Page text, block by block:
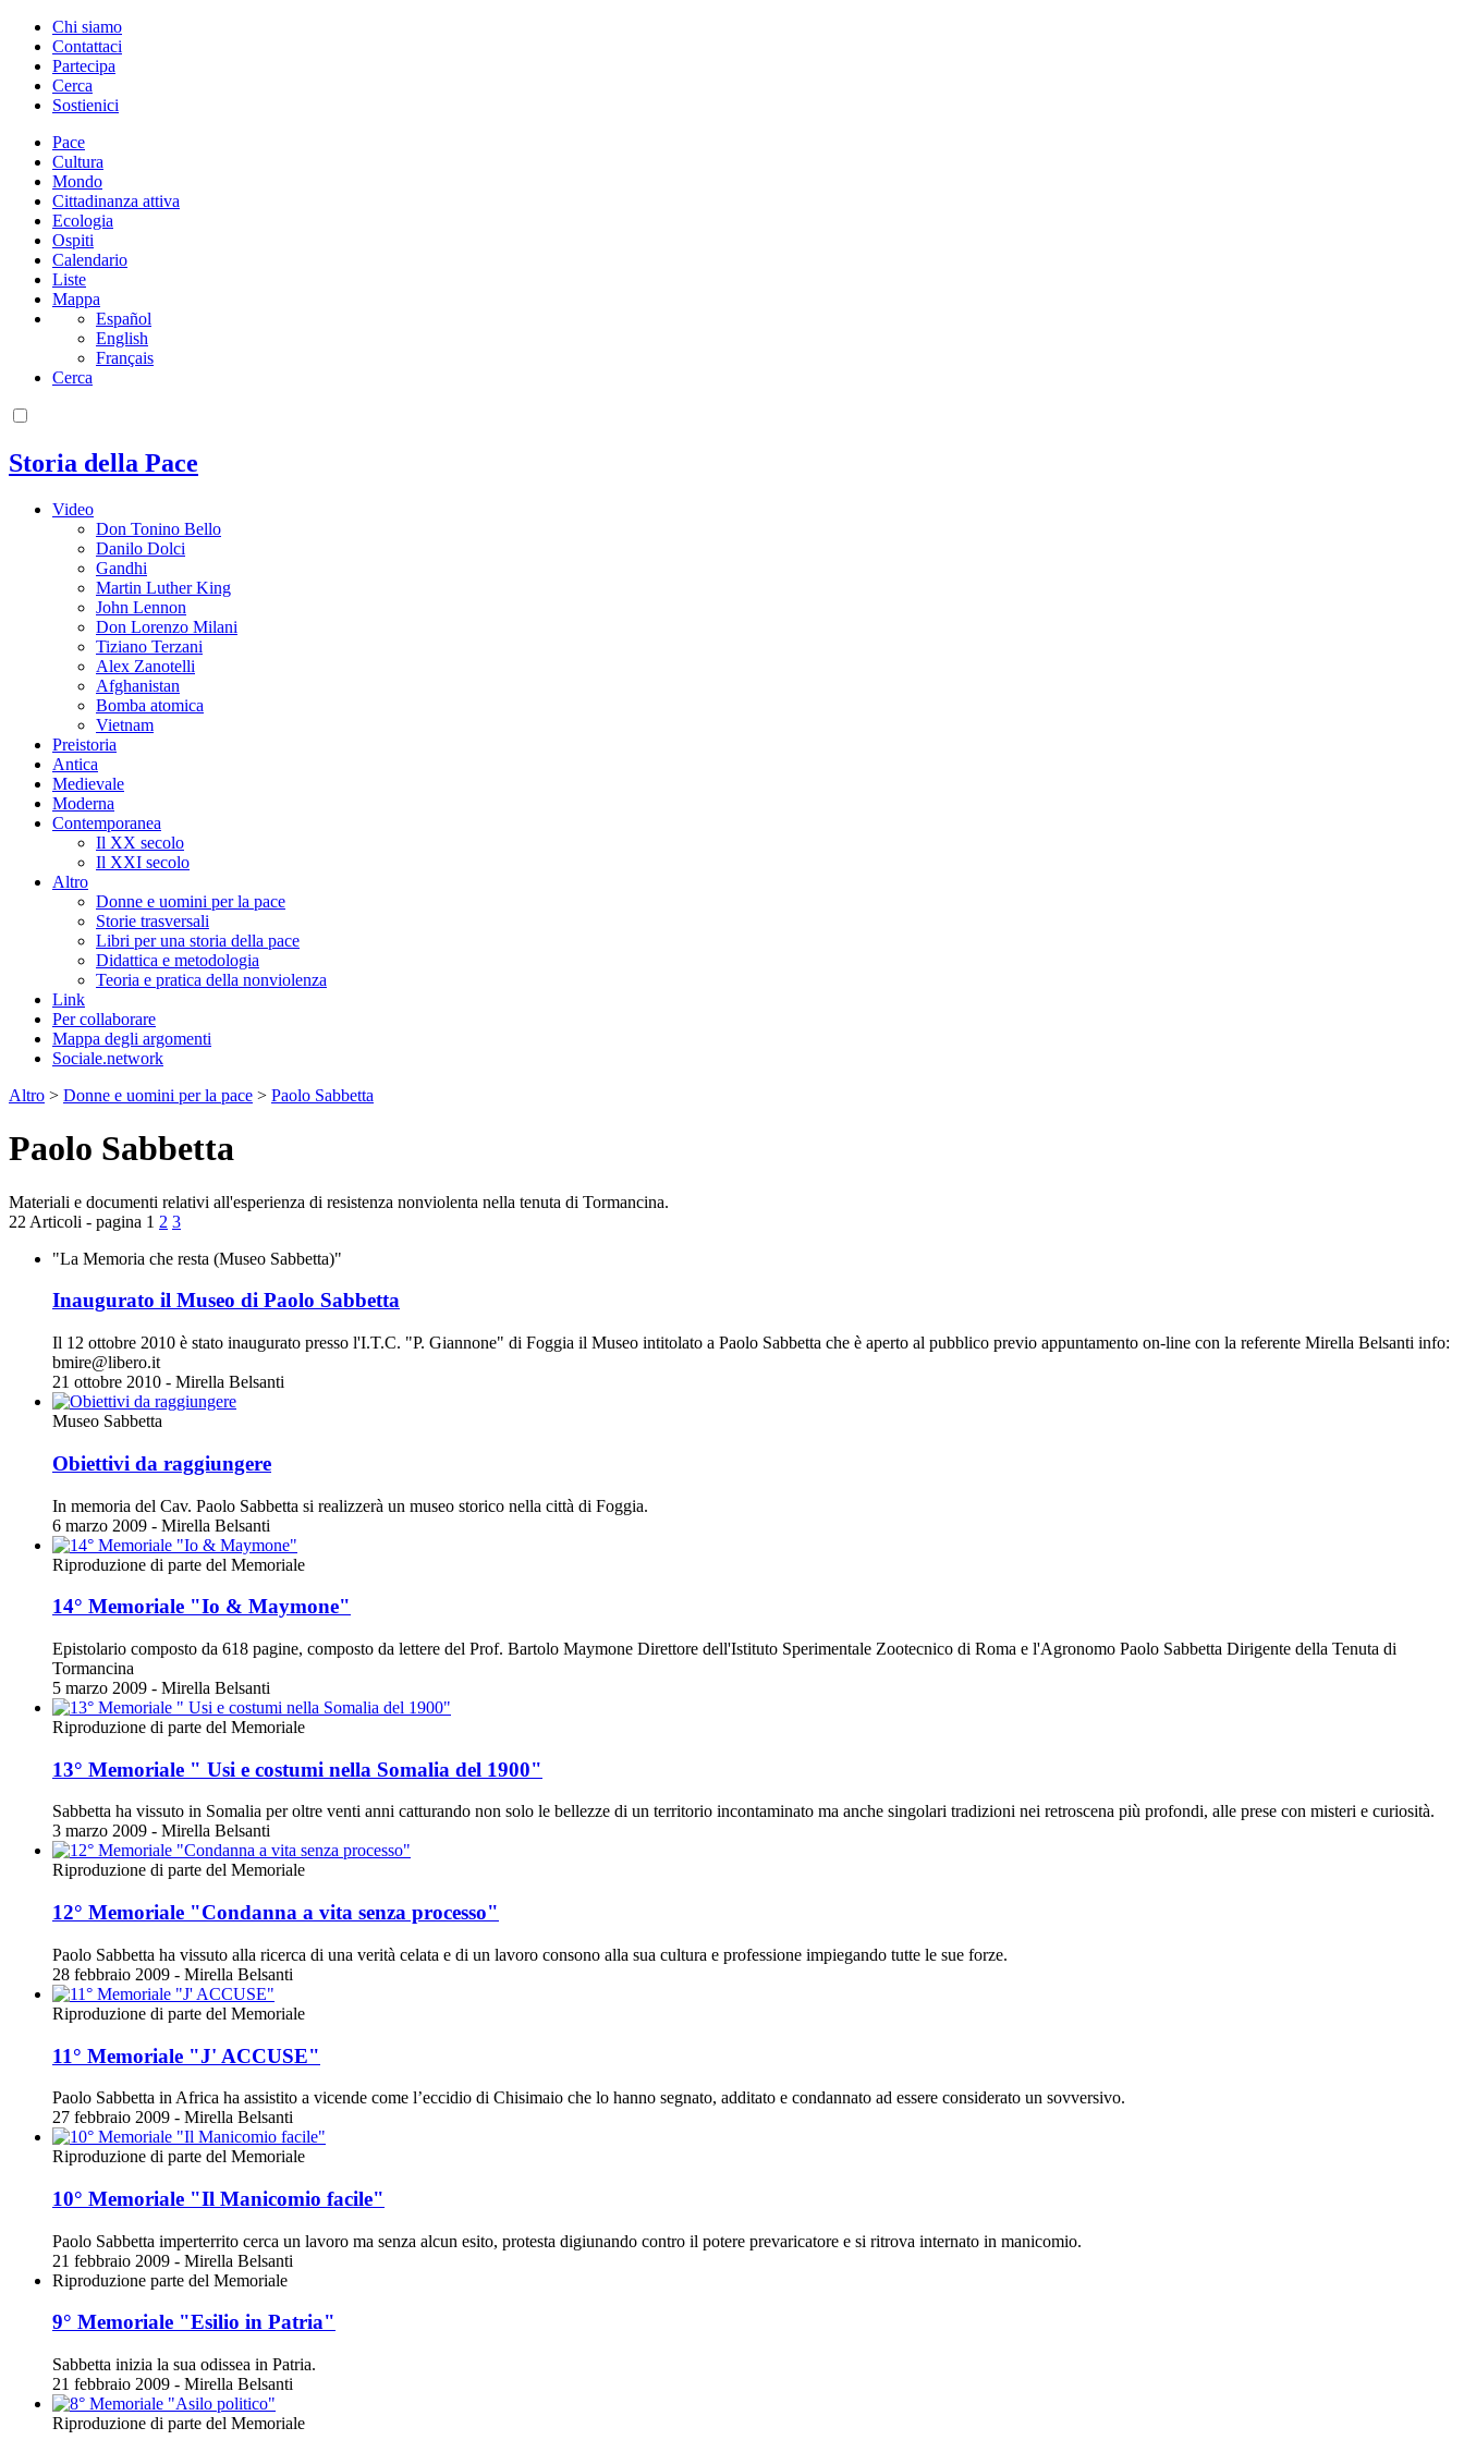
Chi siamo
Contattaci
Partecipa
Cerca
Sostienici
Pace
Cultura
Mondo
Cittadinanza attiva
Ecologia
Ospiti
Calendario
Liste
Mappa
Español
English
Français
Cerca
Storia della Pace
Video
Don Tonino Bello
Danilo Dolci
Gandhi
Martin Luther King
John Lennon
Don Lorenzo Milani
Tiziano Terzani
Alex Zanotelli
Afghanistan
Bomba atomica
Vietnam
Preistoria
Antica
Medievale
Moderna
Contemporanea
Il XX secolo
Il XXI secolo
Altro
Donne e uomini per la pace
Storie trasversali
Libri per una storia della pace
Didattica e metodologia
Teoria e pratica della nonviolenza
Link
Per collaborare
Mappa degli argomenti
Sociale.network
Altro > Donne e uomini per la pace > Paolo Sabbetta
Paolo Sabbetta
Materiali e documenti relativi all'esperienza di resistenza nonviolenta nella tenuta di Tormancina.
22 Articoli - pagina 1 2 3
"La Memoria che resta (Museo Sabbetta)"
Inaugurato il Museo di Paolo Sabbetta
Il 12 ottobre 2010 è stato inaugurato presso l'I.T.C. "P. Giannone" di Foggia il Museo intitolato a Paolo Sabbetta che è aperto al pubblico previo appuntamento on-line con la referente Mirella Belsanti info:
bmire@libero.it
21 ottobre 2010 - Mirella Belsanti
Museo Sabbetta
Obiettivi da raggiungere
In memoria del Cav. Paolo Sabbetta si realizzerà un museo storico nella città di Foggia.
6 marzo 2009 - Mirella Belsanti
Riproduzione di parte del Memoriale
14° Memoriale "Io & Maymone"
Epistolario composto da 618 pagine, composto da lettere del Prof. Bartolo Maymone Direttore dell'Istituto Sperimentale Zootecnico di Roma e l'Agronomo Paolo Sabbetta Dirigente della Tenuta di
Tormancina
5 marzo 2009 - Mirella Belsanti
Riproduzione di parte del Memoriale
13° Memoriale " Usi e costumi nella Somalia del 1900"
Sabbetta ha vissuto in Somalia per oltre venti anni catturando non solo le bellezze di un territorio incontaminato ma anche singolari tradizioni nei retroscena più profondi, alle prese con misteri e curiosità.
3 marzo 2009 - Mirella Belsanti
Riproduzione di parte del Memoriale
12° Memoriale "Condanna a vita senza processo"
Paolo Sabbetta ha vissuto alla ricerca di una verità celata e di un lavoro consono alla sua cultura e professione impiegando tutte le sue forze.
28 febbraio 2009 - Mirella Belsanti
Riproduzione di parte del Memoriale
11° Memoriale "J' ACCUSE"
Paolo Sabbetta in Africa ha assistito a vicende come l’eccidio di Chisimaio che lo hanno segnato, additato e condannato ad essere considerato un sovversivo.
27 febbraio 2009 - Mirella Belsanti
Riproduzione di parte del Memoriale
10° Memoriale "Il Manicomio facile"
Paolo Sabbetta imperterrito cerca un lavoro ma senza alcun esito, protesta digiunando contro il potere prevaricatore e si ritrova internato in manicomio.
21 febbraio 2009 - Mirella Belsanti
Riproduzione parte del Memoriale
9° Memoriale "Esilio in Patria"
Sabbetta inizia la sua odissea in Patria.
21 febbraio 2009 - Mirella Belsanti
Riproduzione di parte del Memoriale